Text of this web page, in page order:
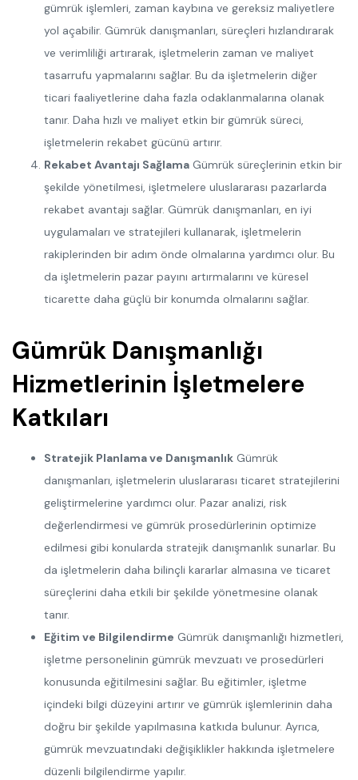
gümrük işlemleri, zaman kaybına ve gereksiz maliyetlere
yol açabilir. Gümrük danışmanları, süreçleri hızlandırarak
ve verimliliği artırarak, işletmelerin zaman ve maliyet
tasarrufu yapmalarını sağlar. Bu da işletmelerin diğer
ticari faaliyetlerine daha fazla odaklanmalarına olanak
tanır. Daha hızlı ve maliyet etkin bir gümrük süreci,
işletmelerin rekabet gücünü artırır.
Rekabet Avantajı Sağlama Gümrük süreçlerinin etkin bir
şekilde yönetilmesi, işletmelere uluslararası pazarlarda
rekabet avantajı sağlar. Gümrük danışmanları, en iyi
uygulamaları ve stratejileri kullanarak, işletmelerin
rakiplerinden bir adım önde olmalarına yardımcı olur. Bu
da işletmelerin pazar payını artırmalarını ve küresel
ticarette daha güçlü bir konumda olmalarını sağlar.
Gümrük Danışmanlığı
Hizmetlerinin İşletmelere
Katkıları
Stratejik Planlama ve Danışmanlık Gümrük
danışmanları, işletmelerin uluslararası ticaret stratejilerini
geliştirmelerine yardımcı olur. Pazar analizi, risk
değerlendirmesi ve gümrük prosedürlerinin optimize
edilmesi gibi konularda stratejik danışmanlık sunarlar. Bu
da işletmelerin daha bilinçli kararlar almasına ve ticaret
süreçlerini daha etkili bir şekilde yönetmesine olanak
tanır.
Eğitim ve Bilgilendirme Gümrük danışmanlığı hizmetleri,
işletme personelinin gümrük mevzuatı ve prosedürleri
konusunda eğitilmesini sağlar. Bu eğitimler, işletme
içindeki bilgi düzeyini artırır ve gümrük işlemlerinin daha
doğru bir şekilde yapılmasına katkıda bulunur. Ayrıca,
gümrük mevzuatındaki değişiklikler hakkında işletmelere
düzenli bilgilendirme yapılır.